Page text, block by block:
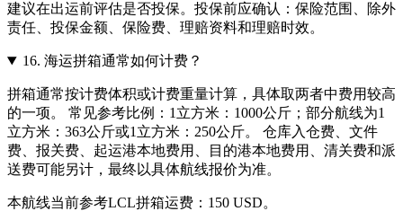
建议在出运前评估是否投保。投保前应确认：保险范围、除外
责任、投保金额、保险费、理赔资料和理赔时效。
16. 海运拼箱通常如何计费？
拼箱通常按计费体积或计费重量计算，具体取两者中费用较高
的一项。 常见参考比例：1立方米：1000公斤；部分航线为1
立方米：363公斤或1立方米：250公斤。 仓库入仓费、文件
费、报关费、起运港本地费用、目的港本地费用、清关费和派
送费可能另计，最终以具体航线报价为准。
本航线当前参考LCL拼箱运费：150 USD。